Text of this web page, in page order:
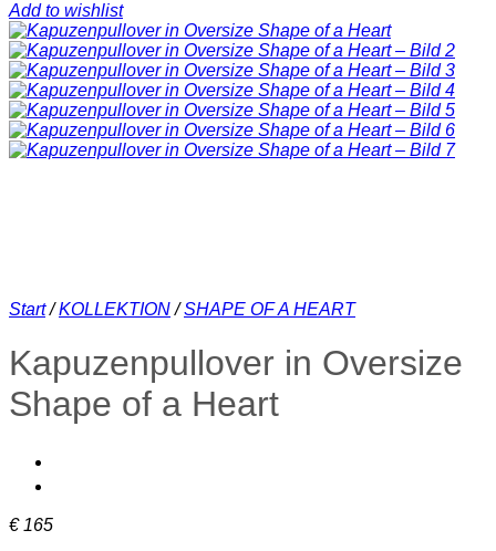
Add to wishlist
Start / KOLLEKTION / SHAPE OF A HEART
Kapuzenpullover in Oversize
Shape of a Heart
€165